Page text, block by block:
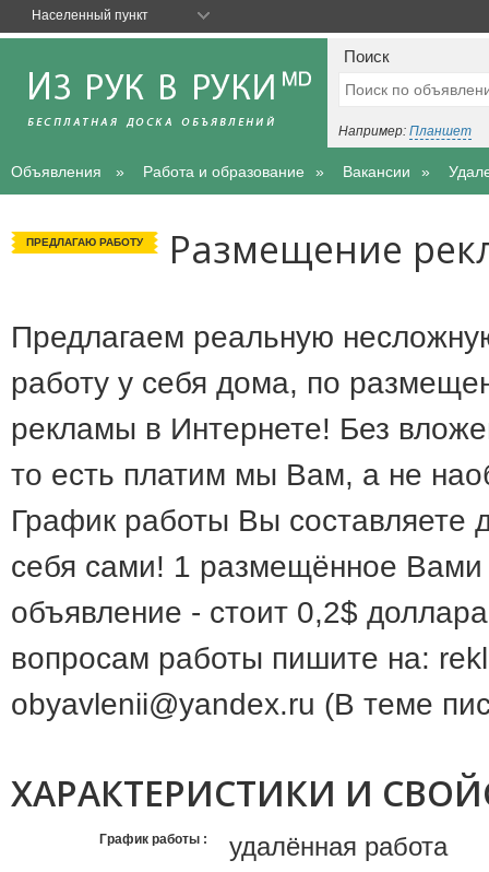
Поиск
Например: Планшет
Объявления Работа и образование Вакансии
ПРЕДЛАГАЮ РАБОТУ Размещение
Предлагаем реальную
работу у себя дома, по
рекламы в Интернете! Без
то есть платим мы Вам, а не
График работы Вы составляете
себя сами! 1 размещённое Вами
объявление - стоит 0,2$
вопросам работы пишите на:
obyavlenii@yandex.ru (В теме
ХАРАКТЕРИСТИКИ И
График работы удалённая работа
Населенный пункт